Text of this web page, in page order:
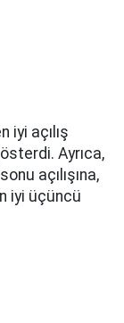
iyi açılış
Ayrıca,
açılışına,
iyi üçüncü